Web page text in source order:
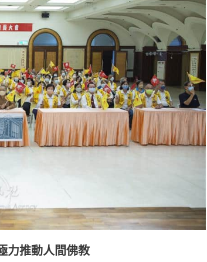
力推動人間佛教